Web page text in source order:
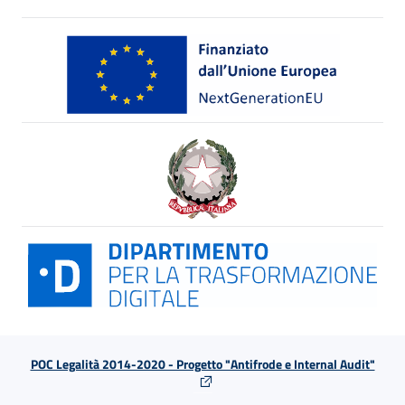
POC Legalità 2014-2020 - Progetto "Antifrode e Internal Audit"